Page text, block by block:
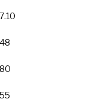
7.10
48
80
55